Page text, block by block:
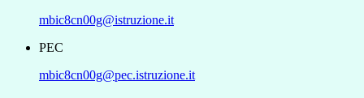
mbic8cn00g@istruzione.it
PEC
mbic8cn00g@pec.istruzione.it